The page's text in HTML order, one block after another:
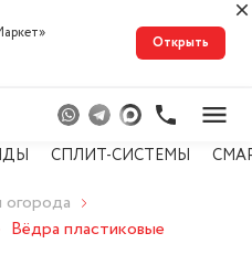
Открыть
СПЛИТ-СИСТЕМЫ
огорода
Вёдра пластиковые